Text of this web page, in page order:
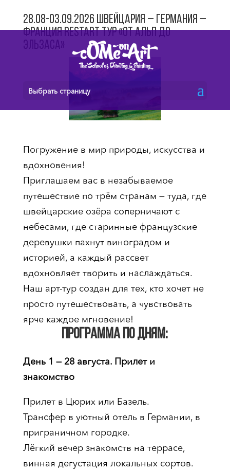
Выбрать страницу
28.08-03.09.2026 Швейцария – Германия –
Франция RestArt Тур «От Альп до
Эльзаса»
Погружение в мир природы, искусства и
вдохновения!
Приглашаем вас в незабываемое
путешествие по трём странам — туда, где
швейцарские озёра соперничают с
небесами, где старинные французские
деревушки пахнут виноградом и
историей, а каждый рассвет
вдохновляет творить и наслаждаться.
Наш арт-тур создан для тех, кто хочет не
просто путешествовать, а чувствовать
ярче каждое мгновение!
Программа по дням:
День 1 — 28 августа. Прилет и
знакомство
Прилет в Цюрих или Базель.
Трансфер в уютный отель в Германии, в
приграничном городке.
Лёгкий вечер знакомств на террасе,
винная дегустация локальных сортов.